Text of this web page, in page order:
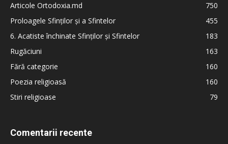
Articole Ortodoxia.md
750
Proloagele Sfinților și a Sfintelor
455
6. Acatiste închinate Sfinților și Sfintelor
183
Rugăciuni
163
Fără categorie
160
Poezia religioasă
160
Stiri religioase
79
Comentarii recente